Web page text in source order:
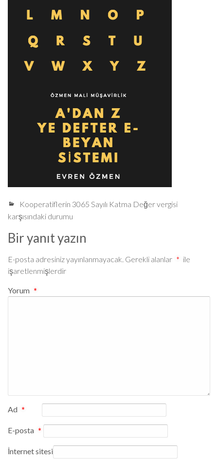
Kooperatiflerin 3065 Sayılı Katma Değer vergisi
karşısındaki durumu
Bir yanıt yazın
E-posta adresiniz yayınlanmayacak. Gerekli alanlar * ile
işaretlenmişlerdir
Yorum *
Ad *
E-posta *
İnternet sitesi